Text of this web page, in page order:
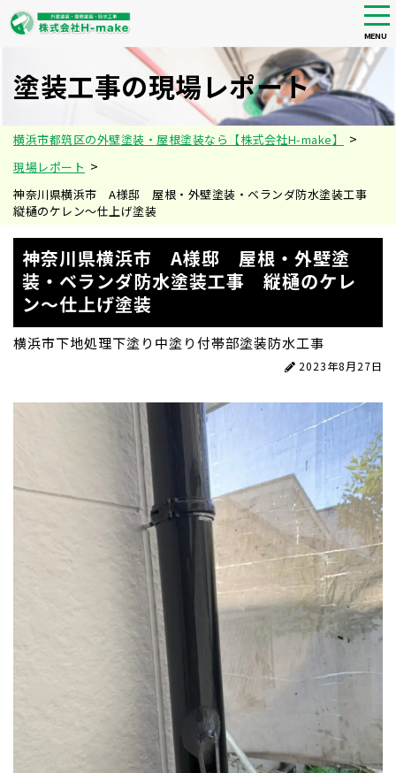
main
MENU
塗装工事の現場レポート
横浜市都筑区の外壁塗装・屋根塗装なら【株式会社H-make】 >
現場レポート >
神奈川県横浜市 A様邸 屋根・外壁塗装・ベランダ防水塗装工事
縦樋のケレン〜仕上げ塗装
神奈川県横浜市 A様邸 屋根・外壁塗
装・ベランダ防水塗装工事 縦樋のケレ
ン〜仕上げ塗装
横浜市下地処理下塗り 中塗り付帯部塗装防水工事
2023年8月27日